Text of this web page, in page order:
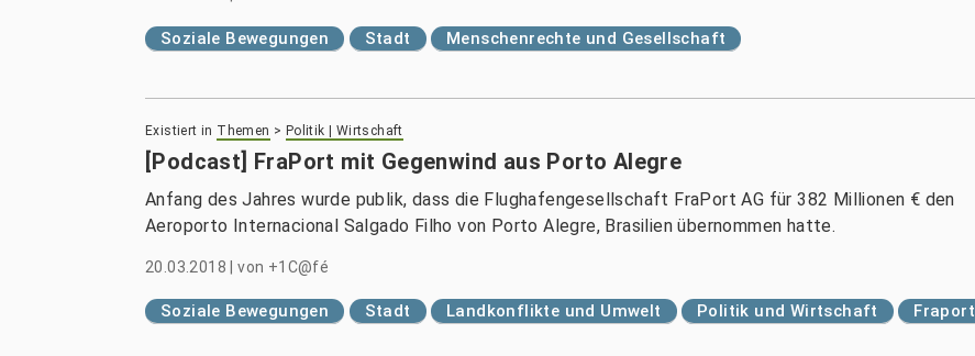
Soziale Bewegungen Stadt Menschenrechte und Gesellschaft
Existiert in Themen > Politik | Wirtschaft
[Podcast] FraPort mit Gegenwind aus Porto Alegre
Anfang des Jahres wurde publik, dass die Flughafengesellschaft FraPort AG für 382 Millionen € den
Aeroporto Internacional Salgado Filho von Porto Alegre, Brasilien übernommen hatte.
20.03.2018 |von +1C@fé
Soziale Bewegungen Stadt Landkonflikte und Umwelt Politik und Wirtschaft Fraport